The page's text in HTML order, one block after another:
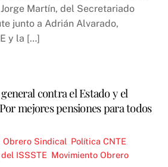
Martín, del Secretariado
junto a Adrián Alvarado,
y la […]
contra el Estado y el
mejores pensiones para todos
,Obrero Sindical Política CNTE
ISSSTE Movimiento Obrero